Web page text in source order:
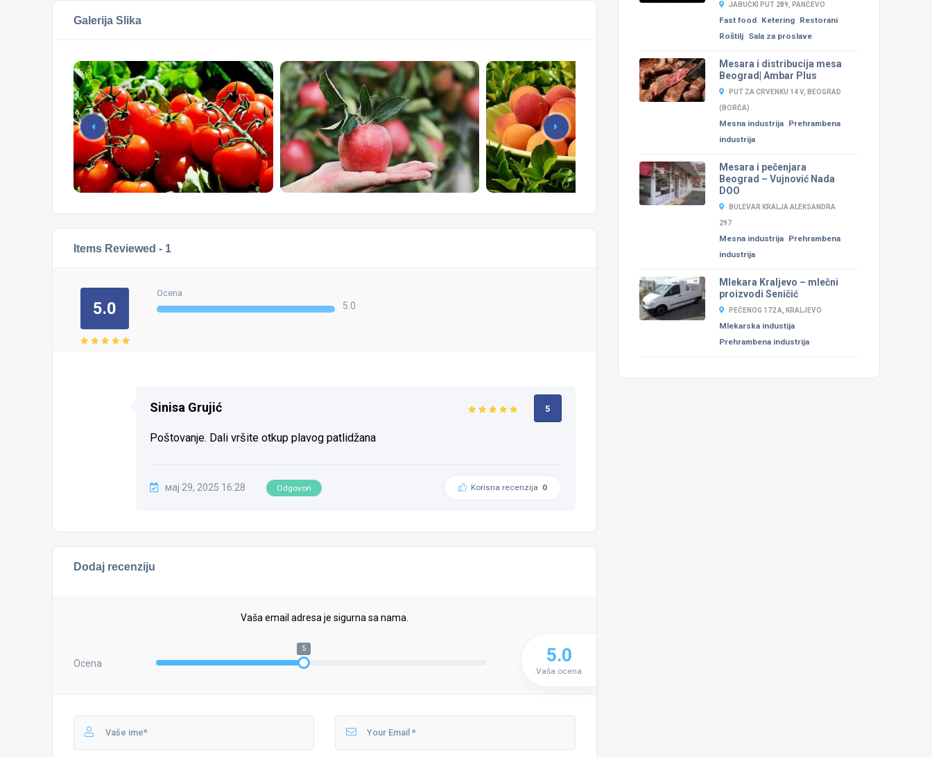
Galerija Slika
Items Reviewed - 1
5.0
Ocena
5.0
Sinisa Grujić 5
Poštovanje. Dali vršite otkup plavog patlidžana
мај 29, 2025 16:28 Odgovori Korisna recenzija 0
Dodaj recenziju
Vaša email adresa je sigurna sa nama.
Ocena
5 5.0
Vaša ocena
JABUČKI PUT 289, PANČEVO
Fast food Ketering Restorani
Roštilj Sala za proslave
Mesara i distribucija mesa
Beograd| Ambar Plus
PUT ZA CRVENKU 14 V, BEOGRAD
(BORČA)
Mesna industrija Prehrambena
industrija
Mesara i pečenjara
Beograd – Vujnović Nada
DOO
BULEVAR KRALJA ALEKSANDRA
297
Mesna industrija Prehrambena
industrija
Mlekara Kraljevo – mlečni
proizvodi Seničić
PEČENOG 172 A, KRALJEVO
Mlekarska industija
Prehrambena industrija